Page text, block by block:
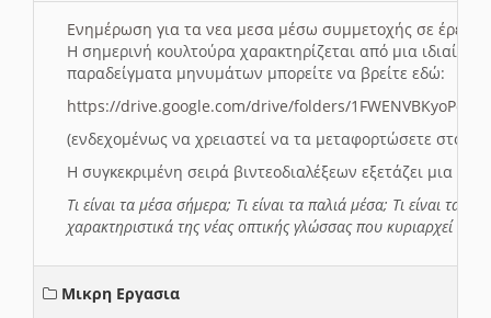
Ενημέρωση για τα νεα μεσα μέσω συμμετοχής σε
Η σημερινή κουλτούρα χαρακτηρίζεται από μια
παραδείγματα μηνυμάτων μπορείτε να βρείτε εδώ:
https://drive.google.com/drive/folders/
(ενδεχομένως να χρειαστεί να τα μεταφορτώσετε στο
Η συγκεκριμένη σειρά βιντεοδιαλέξεων εξετάζει μια
Τι είναι τα μέσα σήμερα; Τι είναι τα παλιά μέσα; Τι είναι τα
χαρακτηριστικά της νέας οπτικής γλώσσας που κυριαρχεί
Μικρη Εργασια